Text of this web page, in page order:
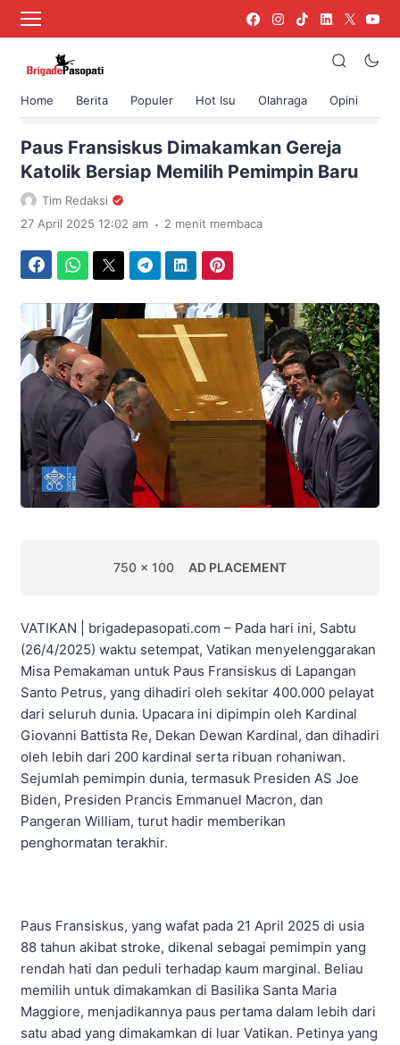
Home Berita Populer Hot Isu Olahraga Opini
›
Paus Fransiskus Dimakamkan Gereja
Katolik Bersiap Memilih Pemimpin Baru
Tim Redaksi
27 April 2025 12:02 am . 2 menit membaca
750 x 100 AD PLACEMENT
VATIKAN | brigadepasopati.com – Pada hari ini, Sabtu
(26/4/2025) waktu setempat, Vatikan menyelenggarakan
Misa Pemakaman untuk Paus Fransiskus di Lapangan
Santo Petrus, yang dihadiri oleh sekitar 400.000 pelayat
dari seluruh dunia. Upacara ini dipimpin oleh Kardinal
Giovanni Battista Re, Dekan Dewan Kardinal, dan dihadiri
oleh lebih dari 200 kardinal serta ribuan rohaniwan.
Sejumlah pemimpin dunia, termasuk Presiden AS Joe
Biden, Presiden Prancis Emmanuel Macron, dan
Pangeran William, turut hadir memberikan
penghormatan terakhir. ​
Paus Fransiskus, yang wafat pada 21 April 2025 di usia
88 tahun akibat stroke, dikenal sebagai pemimpin yang
rendah hati dan peduli terhadap kaum marginal. Beliau
memilih untuk dimakamkan di Basilika Santa Maria
Maggiore, menjadikannya paus pertama dalam lebih dari
satu abad yang dimakamkan di luar Vatikan. Petinya yang